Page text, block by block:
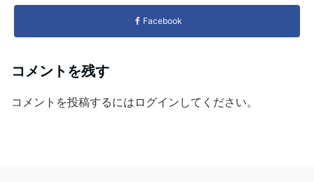
Facebook
コメントを残す
コメントを投稿するには ログイン してください。